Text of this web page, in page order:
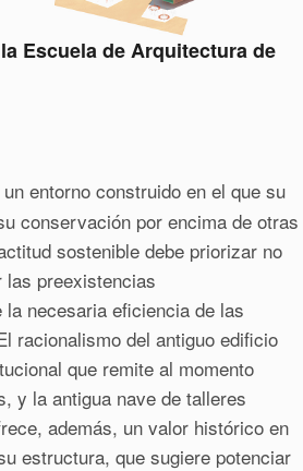
Escuela de Arquitectura de
entorno construido en el que su
conservación por encima de otras
sostenible debe priorizar no
preexistencias
la necesaria eficiencia de las
racionalismo del antiguo edificio
que remite al momento
y la antigua nave de talleres
además, un valor histórico en
estructura, que sugiere potenciar